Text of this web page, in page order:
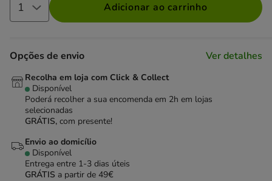
Adicionar ao carrinho
Opções de envio Ver detalhes
Recolha em loja com Click & Collect
Disponível
Poderá recolher a sua encomenda em 2h em lojas
selecionadas
GRÁTIS, com presente!
Envio ao domicílio
Disponível
Entrega entre 1-3 dias úteis
GRÁTIS a partir de 49€